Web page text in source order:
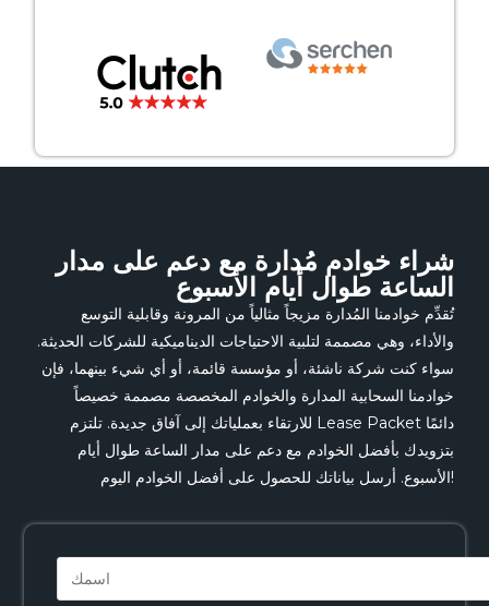
شراء خوادم مُدارة مع دعم على مدار
الساعة طوال أيام الأسبوع
تُقدِّم خوادمنا المُدارة مزيجاً مثالياً من المرونة وقابلية التوسع
والأداء، وهي مصممة لتلبية الاحتياجات الديناميكية للشركات الحديثة.
سواء كنت شركة ناشئة، أو مؤسسة قائمة، أو أي شيء بينهما، فإن
خوادمنا السحابية المدارة والخوادم المخصصة مصممة خصيصاً
للارتقاء بعملياتك إلى آفاق جديدة. تلتزم Lease Packet دائمًا
بتزويدك بأفضل الخوادم مع دعم على مدار الساعة طوال أيام
الأسبوع. أرسل بياناتك للحصول على أفضل الخوادم اليوم!